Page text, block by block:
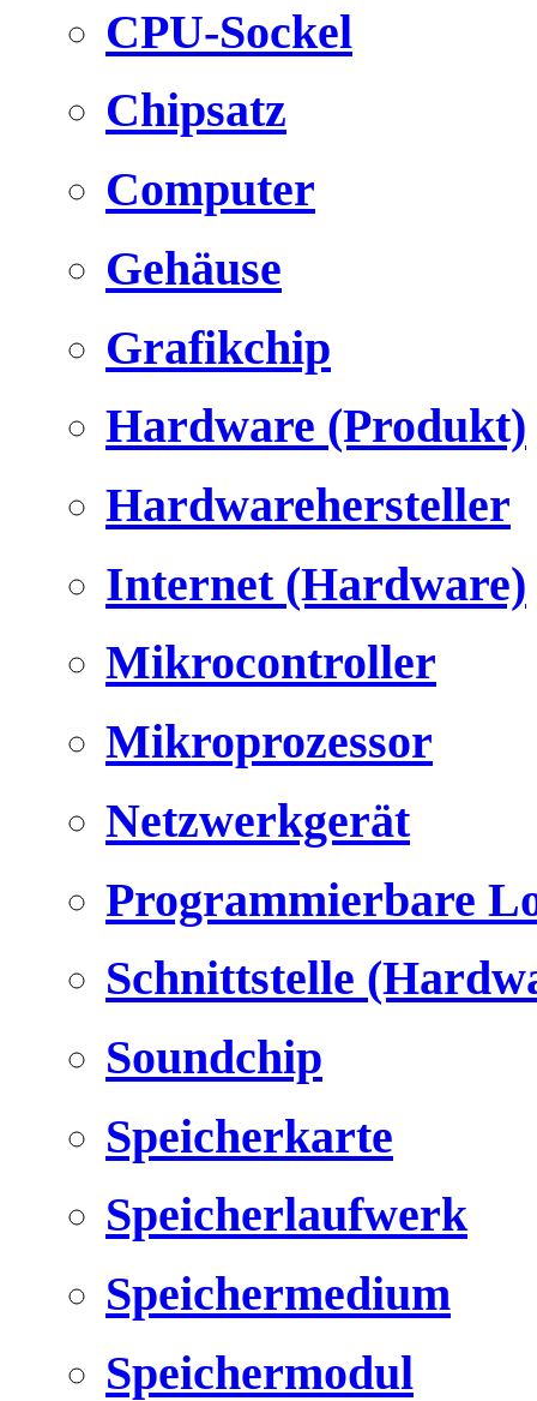
CPU-Sockel
Chipsatz
Computer
Gehäuse
Grafikchip
Hardware (Produkt)
Hardwarehersteller
Internet (Hardware)
Mikrocontroller
Mikroprozessor
Netzwerkgerät
Programmierbare
Schnittstelle
Soundchip
Speicherkarte
Speicherlaufwerk
Speichermedium
Speichermodul